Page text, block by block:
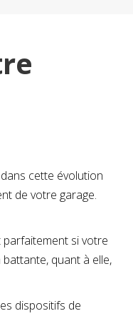
cette évolution
de votre garage.
parfaitement si votre
quant à elle,
dispositifs de